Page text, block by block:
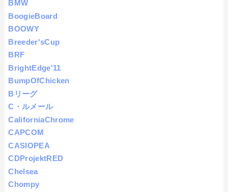
BMW
BoogieBoard
BOOWY
Breeder'sCup
BRF
BrightEdge'11
BumpOfChicken
Bリーグ
C・ルメール
CaliforniaChrome
CAPCOM
CASIOPEA
CDProjektRED
Chelsea
Chompy